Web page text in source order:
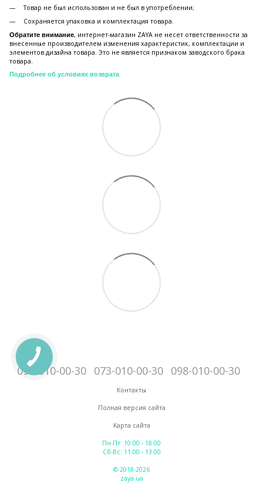
Товар не был использован и не был в употреблении;
Сохраняется упаковка и комплектация товара.
Обратите внимание, интернет-магазин ZAYA не несет ответственности за
внесенные производителем изменения характеристик, комплектации и
элементов дизайна товара. Это не является признаком заводского брака
товара.
Подробнее об условиях возврата
095-010-00-30 073-010-00-30 098-010-00-30
Контакты
Полная версия сайта
Карта сайта
Пн-Пт: 10:00 - 18:00
Сб-Вс: 11:00 - 13:00
© 2018-2026
zaya.ua